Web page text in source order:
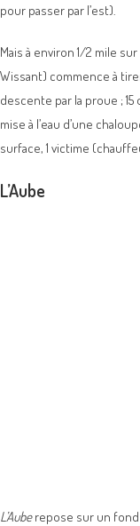
pour passer par l’est).
Mais à environ 1/2 mile
Wissant) commence à
descente par la proue ;
mise à l’eau d’une
surface, 1 victime
L’Aube
L’Auberepose sur un